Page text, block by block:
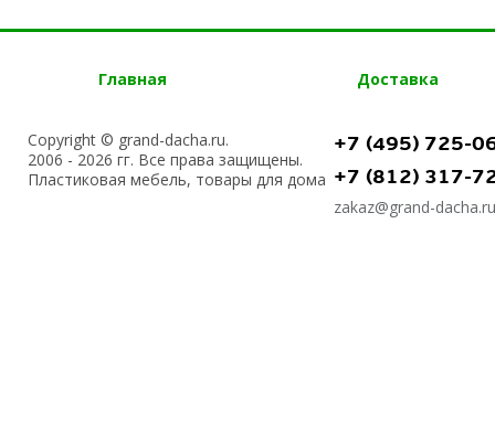
Главная Доставка
Copyright © grand-dacha.ru.
2006 - 2026 гг. Все права защищены.
Пластиковая мебель, товары для дома
+7 (495) 725-
+7 (812) 317-
zakaz@grand-dacha.ru